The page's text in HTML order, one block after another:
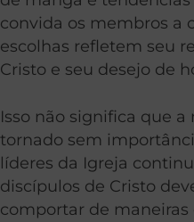
convida os membros a
escolhas refletem seu
Cristo e seu desejo de
Isso não significa que
tornado sem
líderes da Igreja
discípulos de Cristo
comportar de